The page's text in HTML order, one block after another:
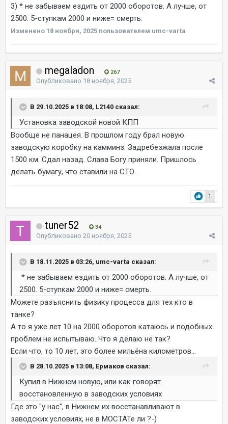
3) * не забываем ездить от 2000 оборотов. А лучше, от
2500. 5-ступкам 2000 и ниже= смерть.
Изменено 18 ноября, 2025 пользователем umc-varta
megaladon 267
Опубликовано 18 ноября, 2025
В 29.10.2025 в 18:08, L2140 сказал:
Установка заводской новой КПП
Вообще не панацея. В прошлом году брал новую
заводскую коробку на камминз. Задребезжала после
1500 км. Сдал назад. Слава Богу приняли. Пришлось
делать бумагу, что ставили на СТО.
1
tuner52 34
Опубликовано 20 ноября, 2025
В 18.11.2025 в 03:26, umc-varta сказал:
* не забываем ездить от 2000 оборотов. А лучше, от
2500. 5-ступкам 2000 и ниже= смерть.
Можете разъяснить физику процесса для тех кто в
танке?
А то я уже лет 10 на 2000 оборотов катаюсь и подобных
проблем не испытываю. Что я делаю не так?
Если что, то 10 лет, это более мильёна километров...
В 28.10.2025 в 13:08, Ермаков сказал:
Купил в Нижнем новую, или как говорят
восстановленную в заводских условиях
Где это "у нас", в Нижнем их восстанавливают в
заводских условиях, не в МОСТАТе ли ?-)